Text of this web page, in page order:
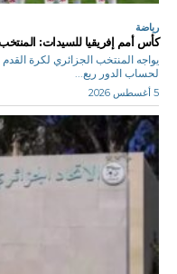
رياضة
كأس أمم إفريقيا للسيدات:
يواجه المنتخب الجزائري لكرة
لحساب الدور ربع...
5 أغسطس 2026